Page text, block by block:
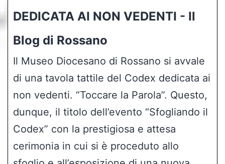
DEDICATA AI NON VEDENTI - Il
Blog di Rossano
Il Museo Diocesano di Rossano si avvale
di una tavola tattile del Codex dedicata ai
non vedenti. “Toccare la Parola”. Questo,
dunque, il titolo dell’evento “Sfogliando il
Codex” con la prestigiosa e attesa
cerimonia in cui si è proceduto allo